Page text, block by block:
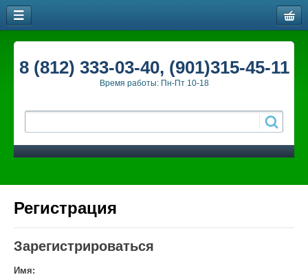
8 (812) 333-03-40, (901)315-45-11
Время работы: Пн-Пт 10-18
Регистрация
Зарегистрироваться
Имя: